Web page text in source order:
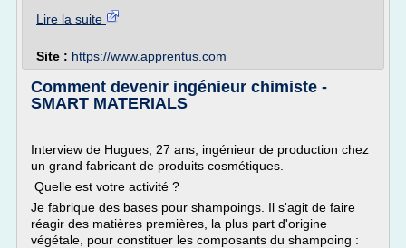
Lire la suite
Site : https://www.apprentus.com
Comment devenir ingénieur chimiste -
SMART MATERIALS
Interview de Hugues, 27 ans, ingénieur de production chez
un grand fabricant de produits cosmétiques.
Quelle est votre activité ?
Je fabrique des bases pour shampoings. Il s'agit de faire
réagir des matières premières, la plus part d'origine
végétale, pour constituer les composants du shampoing :